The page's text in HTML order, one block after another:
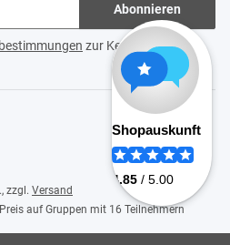
Abonnieren
zur Kenntnis
zzgl. Versand
auf Gruppen mit 16 Teilnehmern